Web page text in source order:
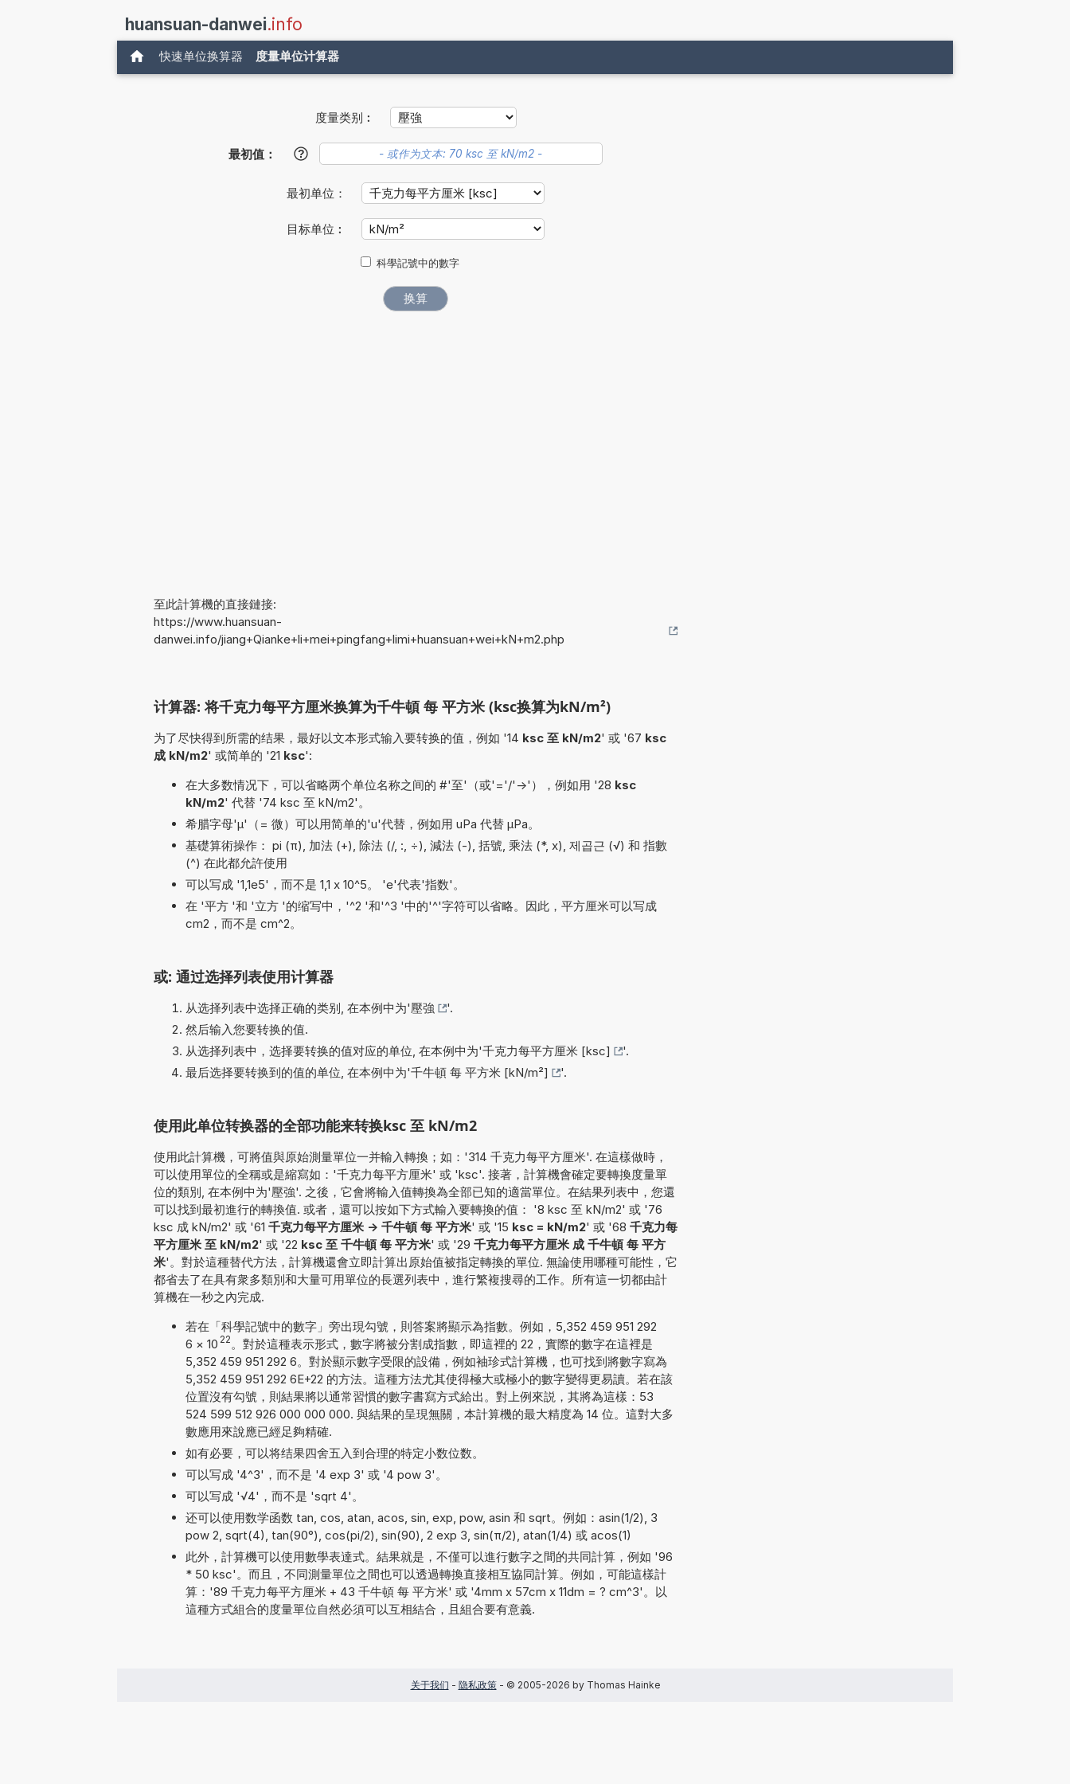
huansuan-danwei.info
快速单位换算器 度量单位计算器
度量类别︰
最初值： ?
最初单位：
目标单位︰
科學記號中的數字
至此計算機的直接鏈接:
https://www.huansuan-
danwei.info/jiang+Qianke+li+mei+pingfang+limi+huansuan+wei+kN+m2.php
计算器: 将千克力每平方厘米换算为千牛頓 每 平方米 (ksc换算为kN/m²)
为了尽快得到所需的结果，最好以文本形式输入要转换的值，例如 '14 ksc 至 kN/m2' 或 '67 ksc
成 kN/m2' 或简单的 '21 ksc':
在大多数情况下，可以省略两个单位名称之间的 #'至'（或'='/'->'），例如用 '28 ksc
kN/m2' 代替 '74 ksc 至 kN/m2'。
希腊字母'µ'（= 微）可以用简单的'u'代替，例如用 uPa 代替 µPa。
基礎算術操作： pi (π), 加法 (+), 除法 (/, :, ÷), 減法 (-), 括號, 乘法 (*, x), 제곱근 (√) 和 指數
(^) 在此都允許使用
可以写成 '1,1e5'，而不是 1,1 x 10^5。 'e'代表'指数'。
在 '平方 '和 '立方 '的缩写中，'^2 '和'^3 '中的'^'字符可以省略。因此，平方厘米可以写成
cm2，而不是 cm^2。
或: 通过选择列表使用计算器
从选择列表中选择正确的类别, 在本例中为'壓強
'.
然后输入您要转换的值.
从选择列表中，选择要转换的值对应的单位, 在本例中为'千克力每平方厘米 [ksc]
'.
最后选择要转换到的值的单位, 在本例中为'千牛頓 每 平方米 [kN/m²] '.
使用此单位转换器的全部功能来转换ksc 至 kN/m2
使用此計算機，可將值與原始測量單位一并輸入轉換；如：'314 千克力每平方厘米'. 在這樣做時，
可以使用單位的全稱或是縮寫如：'千克力每平方厘米' 或 'ksc'. 接著，計算機會確定要轉換度量單
位的類別, 在本例中为'壓強'. 之後，它會將輸入值轉換為全部已知的適當單位。在結果列表中，您還
可以找到最初進行的轉換值. 或者，還可以按如下方式輸入要轉換的值： '8 ksc 至 kN/m2' 或 '76
ksc 成 kN/m2' 或 '61 千克力每平方厘米 -> 千牛頓 每 平方米' 或 '15 ksc = kN/m2' 或 '68 千克力每
平方厘米 至 kN/m2' 或 '22 ksc 至 千牛頓 每 平方米' 或 '29 千克力每平方厘米 成 千牛頓 每 平方
米'。對於這種替代方法，計算機還會立即計算出原始值被指定轉換的單位. 無論使用哪種可能性，它
都省去了在具有衆多類別和大量可用單位的長選列表中，進行繁複搜尋的工作。所有這一切都由計
算機在一秒之內完成.
若在「科學記號中的數字」旁出現勾號，則答案將顯示為指數。例如，5,352 459 951 292
6 × 10 22 。對於這種表示形式，數字將被分割成指數，即這裡的 22，實際的數字在這裡是
5,352 459 951 292 6。對於顯示數字受限的設備，例如袖珍式計算機，也可找到將數字寫為
5,352 459 951 292 6E+22 的方法。這種方法尤其使得極大或極小的數字變得更易讀。若在該
位置沒有勾號，則結果將以通常習慣的數字書寫方式給出。對上例來説，其將為這樣：53
524 599 512 926 000 000 000. 與結果的呈現無關，本計算機的最大精度為 14 位。這對大多
數應用來說應已經足夠精確.
如有必要，可以将结果四舍五入到合理的特定小数位数。
可以写成 '4^3'，而不是 '4 exp 3' 或 '4 pow 3'。
可以写成 '√4'，而不是 'sqrt 4'。
还可以使用数学函数 tan, cos, atan, acos, sin, exp, pow, asin 和 sqrt。例如：asin(1/2), 3
pow 2, sqrt(4), tan(90°), cos(pi/2), sin(90), 2 exp 3, sin(π/2), atan(1/4) 或 acos(1)
此外，計算機可以使用數學表達式。結果就是，不僅可以進行數字之間的共同計算，例如 '96
* 50 ksc'。而且，不同測量單位之間也可以透過轉換直接相互協同計算。例如，可能這樣計
算：'89 千克力每平方厘米 + 43 千牛頓 每 平方米' 或 '4mm x 57cm x 11dm = ? cm^3'。以
這種方式組合的度量單位自然必須可以互相結合，且組合要有意義.
关于我们 - 隐私政策- © 2005-2026 by Thomas Hainke